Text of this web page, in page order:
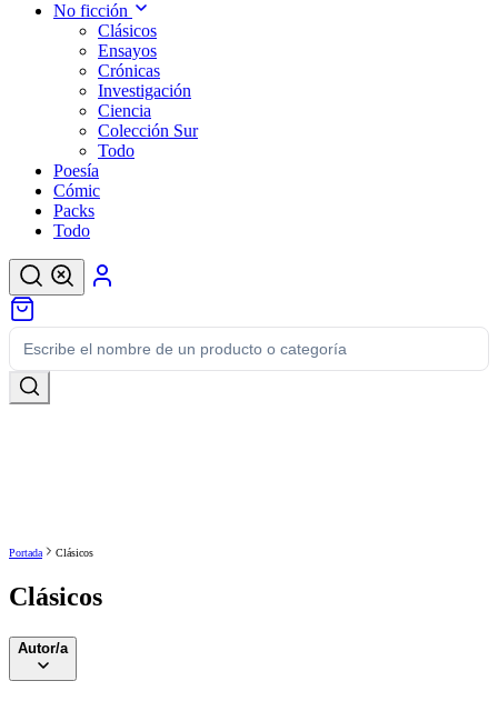
No ficción
Clásicos
Ensayos
Crónicas
Investigación
Ciencia
Colección Sur
Todo
Poesía
Cómic
Packs
Todo
Portada Clásicos
Clásicos
Autor/a